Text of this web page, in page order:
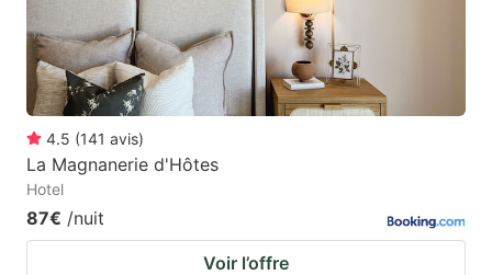
4.5 (141 avis)
La Magnanerie d'Hôtes
Hotel
87€ /nuit
Voir l’offre